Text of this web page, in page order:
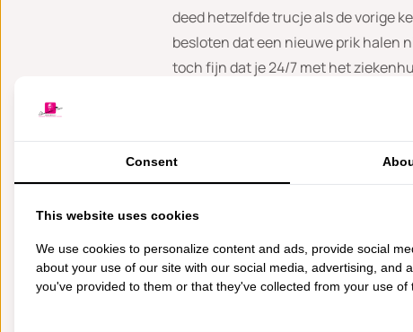
deed hetzelfde trucje als de vorige
besloten dat een nieuwe prik halen
toch fijn dat je 24/7 met het
Helaas gaat het wat betreft mijn
op en aan de binnenkant van mijn
niks van over, voor mijn gevoel. Op
verschrikkelijk om te zien.
’s Nachts word ik wakker van het
kappervriend dat het zover is. Met
vrouw, een goede vriendin van mij,
Maar dan is het tijd. Ik moet eraan
Consent
This website uses cookies
We use cookies to personalize content and ads, provide social
about your use of our site with our social media, advertising,
you've provided to them or that they've collected from your use of